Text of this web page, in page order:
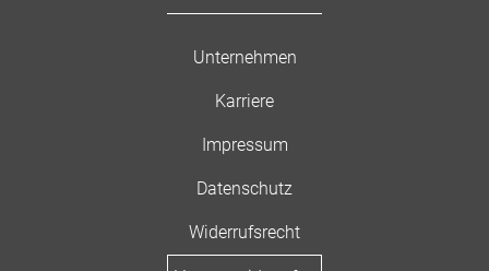
Unternehmen
Karriere
Impressum
Datenschutz
Widerrufsrecht